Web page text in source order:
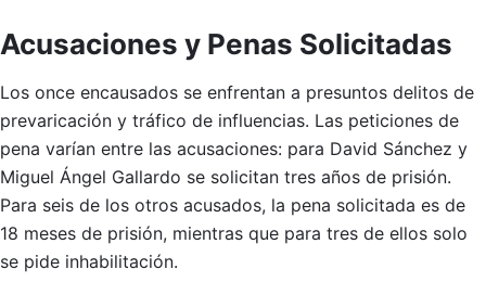
Acusaciones y Penas Solicitadas
Los once encausados se enfrentan a presuntos delitos de
prevaricación y tráfico de influencias. Las peticiones de
pena varían entre las acusaciones: para David Sánchez y
Miguel Ángel Gallardo se solicitan tres años de prisión.
Para seis de los otros acusados, la pena solicitada es de
18 meses de prisión, mientras que para tres de ellos solo
se pide inhabilitación.